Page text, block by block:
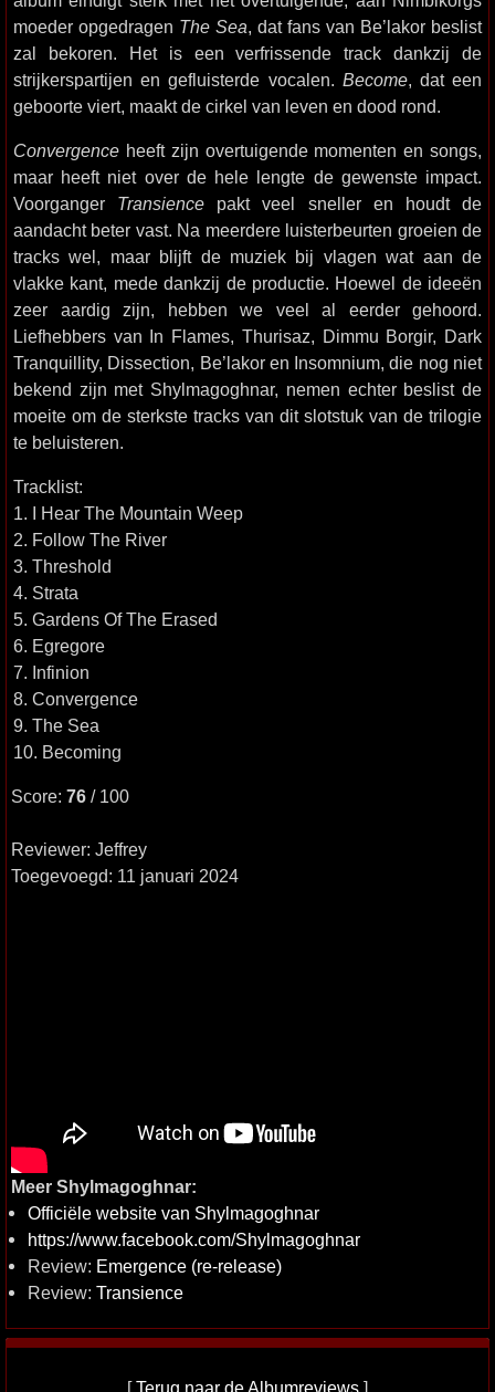
moeder opgedragen The Sea, dat fans van Be’lakor beslist
zal bekoren. Het is een verfrissende track dankzij de
strijkerspartijen en gefluisterde vocalen. Become, dat een
geboorte viert, maakt de cirkel van leven en dood rond.
Convergence heeft zijn overtuigende momenten en songs,
maar heeft niet over de hele lengte de gewenste impact.
Voorganger Transience pakt veel sneller en houdt de
aandacht beter vast. Na meerdere luisterbeurten groeien de
tracks wel, maar blijft de muziek bij vlagen wat aan de
vlakke kant, mede dankzij de productie. Hoewel de ideeën
zeer aardig zijn, hebben we veel al eerder gehoord.
Liefhebbers van In Flames, Thurisaz, Dimmu Borgir, Dark
Tranquillity, Dissection, Be’lakor en Insomnium, die nog niet
bekend zijn met Shylmagoghnar, nemen echter beslist de
moeite om de sterkste tracks van dit slotstuk van de trilogie
te beluisteren.
Tracklist:
1. I Hear The Mountain Weep
2. Follow The River
3. Threshold
4. Strata
5. Gardens Of The Erased
6. Egregore
7. Infinion
8. Convergence
9. The Sea
10. Becoming
Score: 76 / 100
Reviewer: Jeffrey
Toegevoegd: 11 januari 2024
Meer Shylmagoghnar:
Officiële website van Shylmagoghnar
https://www.facebook.com/Shylmagoghnar
Review: Emergence (re-release)
Review: Transience
[Terug naar de Albumreviews ]